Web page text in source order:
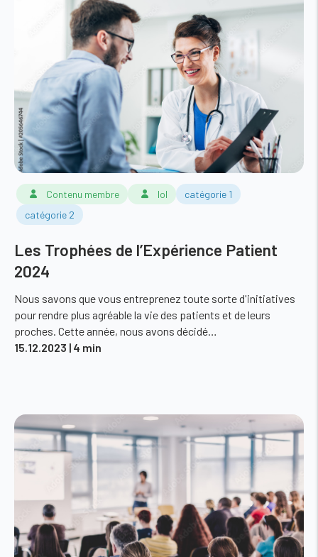
Contenu membre lol
catégorie 1
catégorie 2
Les Trophées de l’Expérience Patient
2024
Nous savons que vous entreprenez toute sorte d'initiatives
pour rendre plus agréable la vie des patients et de leurs
proches. Cette année, nous avons décidé…
15.12.2023 | 4 min